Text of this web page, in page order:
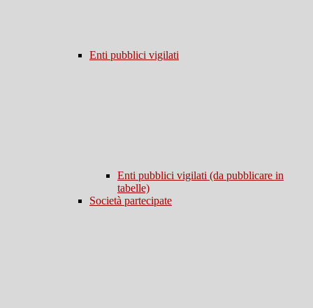
Enti pubblici vigilati
Enti pubblici vigilati (da pubblicare in
tabelle)
Società partecipate